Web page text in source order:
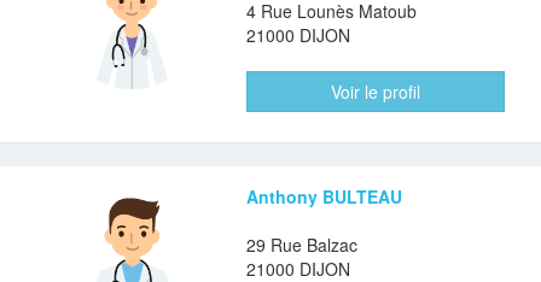
4 Rue Lounès Matoub
21000 DIJON
Voir le profil
Anthony BULTEAU
29 Rue Balzac
21000 DIJON